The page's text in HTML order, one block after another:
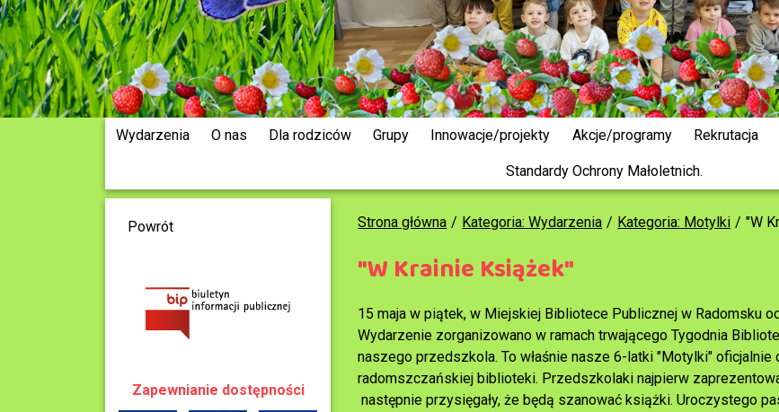
Wydarzenia O nas Dla rodziców Grupy Innowacje/projekty Akcje/programy Rekrutacja
Standardy Ochrony Małoletnich.
Strona główna Kategoria: Wydarzenia Kategoria: Motylki "W
"W Krainie Książek"
15 maja w piątek, w Miejskiej Bibliotece Publicznej w Radomsku
Wydarzenie zorganizowano w ramach trwającego Tygodnia
naszego przedszkola. To właśnie nasze 6-latki "Motylki" oficjalnie
radomszczańskiej biblioteki. Przedszkolaki najpierw
następnie przysięgały, że będą szanować książki. Uroczystego
Powrót
Zapewnianie dostępności